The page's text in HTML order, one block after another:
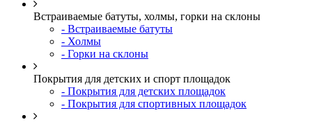
Встраиваемые батуты, холмы, горки на склоны
- Встраиваемые батуты
- Холмы
- Горки на склоны
Покрытия для детских и спорт площадок
- Покрытия для детских площадок
- Покрытия для спортивных площадок